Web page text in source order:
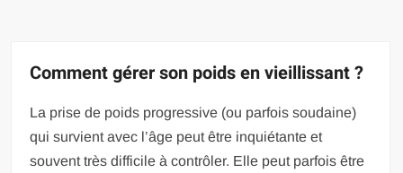
Comment gérer son poids en vieillissant ?
La prise de poids progressive (ou parfois soudaine)
qui survient avec l’âge peut être inquiétante et
souvent très difficile à contrôler. Elle peut parfois être